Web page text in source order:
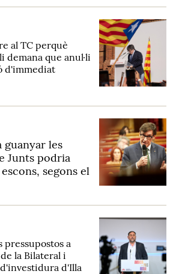
al TC perquè
que anul·li
d'immediat
guanyar les
Junts podria
segons el
pressupostos a
la Bilateral i
d'Illa